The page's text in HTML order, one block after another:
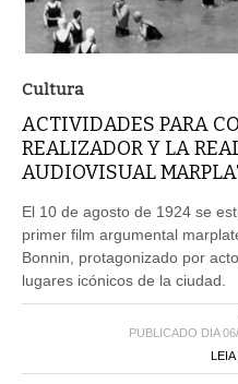
Cultura
ACTIVIDADES PARA
REALIZADOR Y LA
AUDIOVISUAL
El 10 de agosto de 1924 se
primer film argumental
Bonnin, protagonizado por
lugares icónicos de la ciudad.
PUBLICADO DIA
LEIA